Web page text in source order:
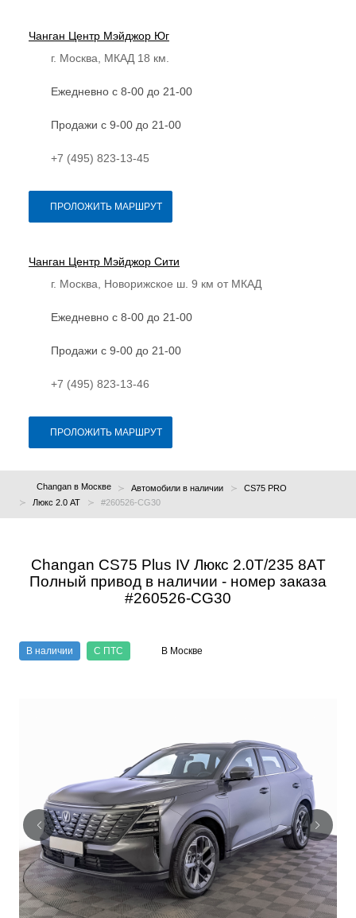
Чанган Центр Мэйджор Юг
г. Москва, МКАД 18 км.
Ежедневно с 8-00 до 21-00
Продажи с 9-00 до 21-00
+7 (495) 823-13-45
ПРОЛОЖИТЬ МАРШРУТ
Чанган Центр Мэйджор Сити
г. Москва, Новорижское ш. 9 км от МКАД
Ежедневно с 8-00 до 21-00
Продажи с 9-00 до 21-00
+7 (495) 823-13-46
ПРОЛОЖИТЬ МАРШРУТ
Changan в Москве Автомобили в наличии
CS75 PRO
Люкс 2.0 AT
#260526-CG30
Changan CS75 Plus IV Люкс 2.0T/235 8AT
Полный привод в наличии - номер заказа
#260526-CG30
В наличии С ПТС В Москве